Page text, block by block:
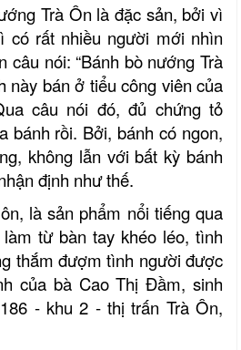
Trà Ôn là đặc sản, bởi vì
có rất nhiều người mới nhìn
câu nói: “Bánh bò nướng Trà
này bán ở tiểu công viên của
câu nói đó, đủ chứng tỏ
bánh rồi. Bởi, bánh có ngon,
không lẫn với bất kỳ bánh
định như thế.
là sản phẩm nổi tiếng qua
từ bàn tay khéo léo, tình
thắm đượm tình người được
của bà Cao Thị Đầm, sinh
- khu 2 - thị trấn Trà Ôn,